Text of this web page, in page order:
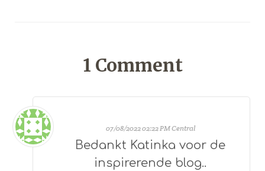
1 Comment
07/08/2022 02:22 PM Central
Bedankt Katinka voor de
inspirerende blog..